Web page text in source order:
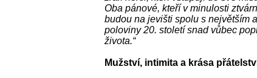
Oba pánové, kteří v minulosti
budou na jevišti spolu s největším
poloviny 20. století snad vůbec
života.“
Mužství, intimita a krása